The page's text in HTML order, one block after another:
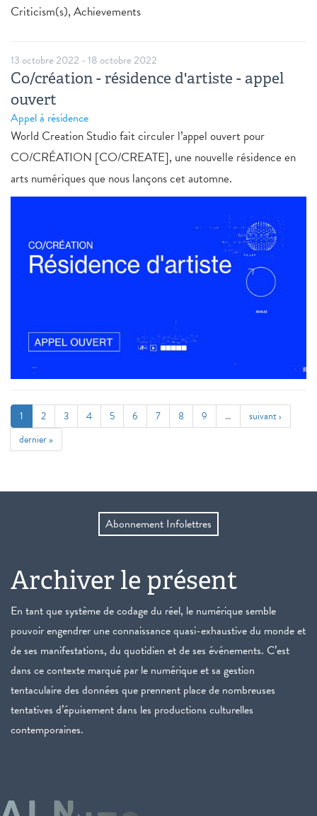
Criticism(s), Achievements
13 octobre 2022 -18 octobre 2022
Co/création - résidence d'artiste - appel
ouvert
Appel à résidence
World Creation Studio fait circuler l’appel ouvert pour
CO/CRÉATION [CO/CREATE], une nouvelle résidence en
arts numériques que nous lançons cet automne.
1 2 3 4 5 6 7 8 9 …
suivant ›
dernier »
Abonnement Infolettres
Archiver le présent
En tant que système de codage du réel, le numérique semble
pouvoir engendrer une connaissance quasi-exhaustive du monde et
de ses manifestations, du quotidien et de ses événements. C’est
dans ce contexte marqué par le numérique et sa gestion
tentaculaire des données que prennent place de nombreuses
tentatives d’épuisement dans les productions culturelles
contemporaines.